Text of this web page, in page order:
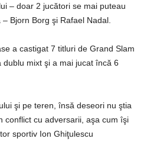
– doar 2 jucători se mai puteau
Bjorn Borg şi Rafael Nadal.
a castigat 7 titluri de Grand Slam
mixt şi a mai jucat încă 6
şi pe teren, însă deseori nu ştia
conflict cu adversarii, aşa cum îşi
sportiv Ion Ghiţulescu